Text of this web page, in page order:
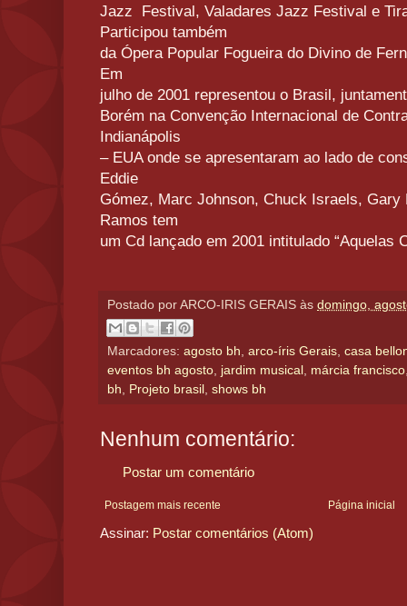
Jazz Festival, Valadares Jazz Festival e
Participou também
da Ópera Popular Fogueira do Divino de
Em
julho de 2001 representou o Brasil,
Borém na Convenção Internacional de
Indianápolis
– EUA onde se apresentaram ao lado de
Eddie
Gómez, Marc Johnson, Chuck Israels,
Ramos tem
um Cd lançado em 2001 intitulado “Aquelas
Postado por ARCO-IRIS GERAIS às domingo,
Marcadores: agosto bh, arco-íris Gerais, casa
eventos bh agosto, jardim musical , márcia francisco
bh, Projeto brasil , shows bh
Nenhum comentário:
Postar um comentário
Postagem mais recente Página inicial
Assinar: Postar comentários (Atom)